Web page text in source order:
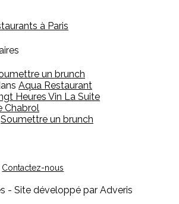
à Paris
un brunch
Aqua Restaurant
Heures Vin La Suite
Chabrol
Soumettre un brunch
Contactez-nous
- Site développé par Adveris